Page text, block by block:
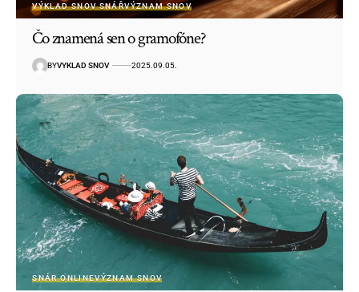
VÝKLAD SNOV SNÁŘVÝZNAM SNOV
Čo znamená sen o gramofóne?
BYVYKLAD SNOV 2025.09.05.
SNÁR ONLINEVÝZNAM SNOV